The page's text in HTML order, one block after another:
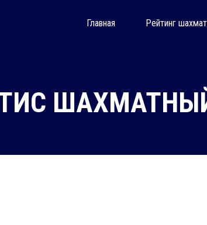
Главная Рейтинг